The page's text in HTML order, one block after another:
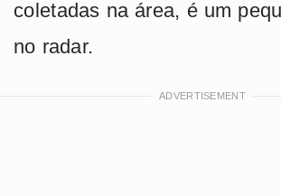
coletadas na área, é um
no radar.